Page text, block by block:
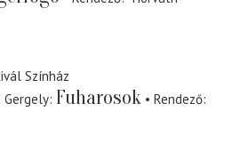
Színház
Gergely Fuharosok
Rendező